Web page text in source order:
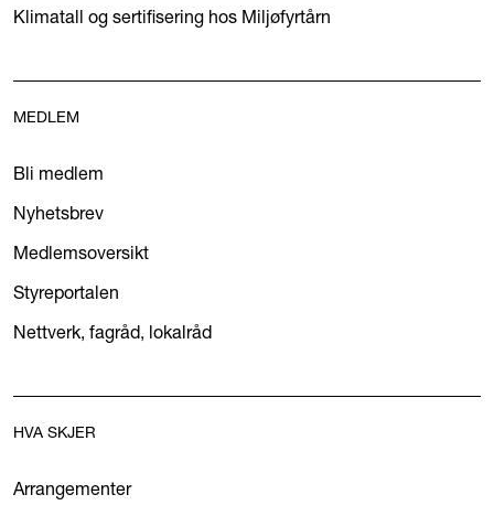
Klimatall og sertifisering hos Miljøfyrtårn
MEDLEM
Bli medlem
Nyhetsbrev
Medlemsoversikt
Styreportalen
Nettverk, fagråd, lokalråd
HVA SKJER
Arrangementer